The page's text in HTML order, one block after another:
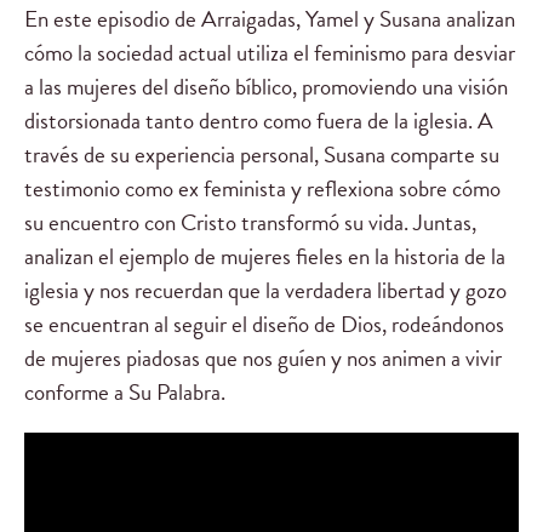
En este episodio de Arraigadas, Yamel y Susana analizan
cómo la sociedad actual utiliza el feminismo para desviar
a las mujeres del diseño bíblico, promoviendo una visión
distorsionada tanto dentro como fuera de la iglesia. A
través de su experiencia personal, Susana comparte su
testimonio como ex feminista y reflexiona sobre cómo
su encuentro con Cristo transformó su vida. Juntas,
analizan el ejemplo de mujeres fieles en la historia de la
iglesia y nos recuerdan que la verdadera libertad y gozo
se encuentran al seguir el diseño de Dios, rodeándonos
de mujeres piadosas que nos guíen y nos animen a vivir
conforme a Su Palabra.